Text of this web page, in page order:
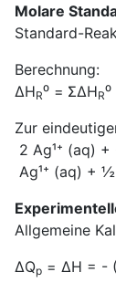
Molare
Standard-
Berechnung:
ΔHR⁰ = ΣΔHR
Zur
2 Ag¹⁺
Ag¹⁺
Allgemeine
ΔQp = ΔH = -